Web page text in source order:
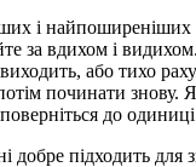
і найпоширеніших
за вдихом і
або тихо
починати знову.
до
добре підходить для